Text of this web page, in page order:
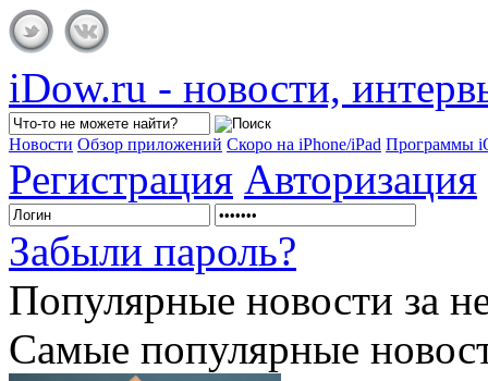
iDow.ru - новости,
Новости Обзор приложений Скоро на iPhone/iPad Программы
Регистрация Авторизация
Забыли пароль?
Популярные новости за
Самые популярные